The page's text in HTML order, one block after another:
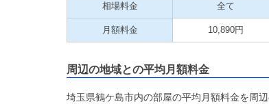
相場料金 全て
月額料金 10,890円
周辺の地域との平均月額料金
埼玉県鶴ケ島市内の部屋の平均月額料金を周辺